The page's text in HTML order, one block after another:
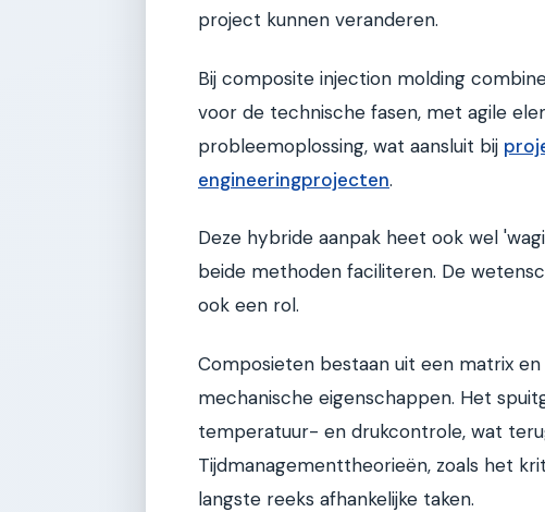
project kunnen veranderen.
Bij composite injection molding
voor de technische fasen, met agile
probleemoplossing, wat aansluit bij
engineeringprojecten.
Deze hybride aanpak heet ook wel
beide methoden faciliteren. De
ook een rol.
Composieten bestaan uit een matrix
mechanische eigenschappen. Het
temperatuur- en drukcontrole, wat
Tijdmanagementtheorieën, zoals het
langste reeks afhankelijke taken.